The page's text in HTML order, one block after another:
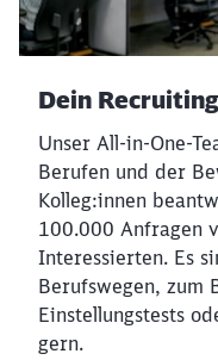
Dein
Unser All-in-One-
Berufen und der
Kolleg:innen
100.000 Anfragen
Interessierten. Es
Berufswegen, zum
Einstellungstests
gern.